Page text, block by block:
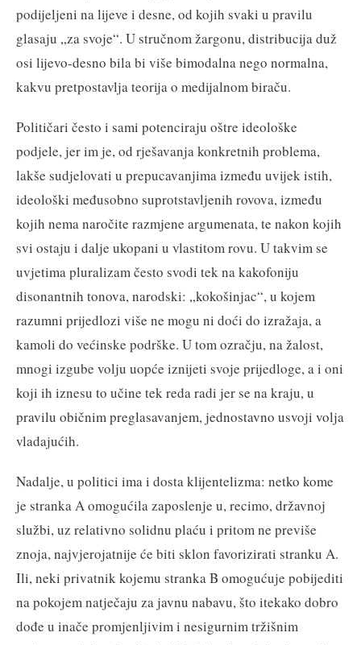
podijeljeni na lijeve i desne, od kojih svaki u pravilu
glasaju „za svoje“. U stručnom žargonu, distribucija duž
osi lijevo-desno bila bi više bimodalna nego normalna,
kakvu pretpostavlja teorija o medijalnom biraču.
Političari često i sami potenciraju oštre ideološke
podjele, jer im je, od rješavanja konkretnih problema,
lakše sudjelovati u prepucavanjima između uvijek istih,
ideološki međusobno suprotstavljenih rovova, između
kojih nema naročite razmjene argumenata, te nakon kojih
svi ostaju i dalje ukopani u vlastitom rovu. U takvim se
uvjetima pluralizam često svodi tek na kakofoniju
disonantnih tonova, narodski: „kokošinjac“, u kojem
razumni prijedlozi više ne mogu ni doći do izražaja, a
kamoli do većinske podrške. U tom ozračju, na žalost,
mnogi izgube volju uopće iznijeti svoje prijedloge, a i oni
koji ih iznesu to učine tek reda radi jer se na kraju, u
pravilu običnim preglasavanjem, jednostavno usvoji volja
vladajućih.
Nadalje, u politici ima i dosta klijentelizma: netko kome
je stranka A omogućila zaposlenje u, recimo, državnoj
službi, uz relativno solidnu plaću i pritom ne previše
znoja, najvjerojatnije će biti sklon favorizirati stranku A.
Ili, neki privatnik kojemu stranka B omogućuje pobijediti
na pokojem natječaju za javnu nabavu, što itekako dobro
dođe u inače promjenljivim i nesigurnim tržišnim